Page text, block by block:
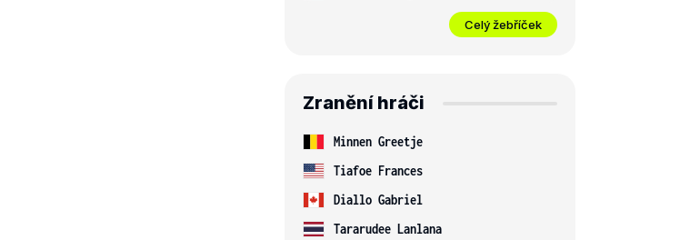
Celý žebříček
Zranění hráči
Minnen Greetje
Tiafoe Frances
Diallo Gabriel
Tararudee Lanlana